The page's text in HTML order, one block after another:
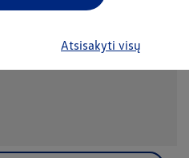
Atsisakyti visų